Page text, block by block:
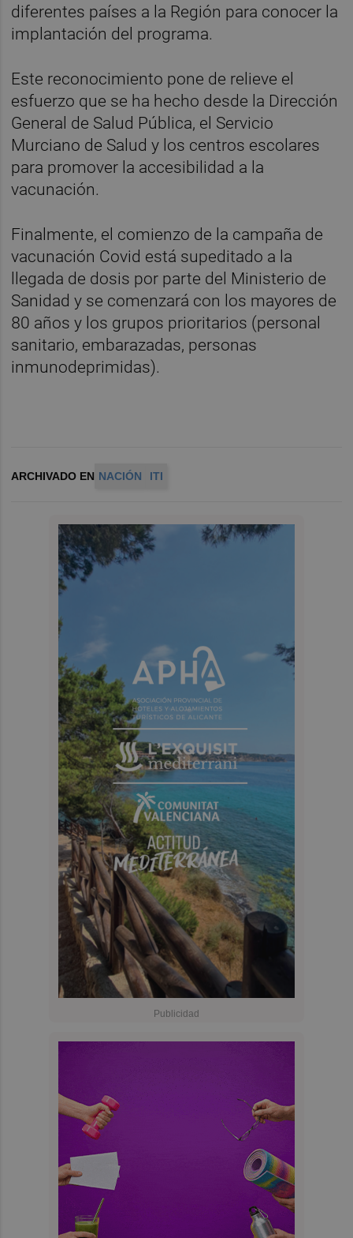
diferentes países a la Región para conocer la
implantación del programa.
Este reconocimiento pone de relieve el
esfuerzo que se ha hecho desde la Dirección
General de Salud Pública, el Servicio
Murciano de Salud y los centros escolares
para promover la accesibilidad a la
vacunación.
Finalmente, el comienzo de la campaña de
vacunación Covid está supeditado a la
llegada de dosis por parte del Ministerio de
Sanidad y se comenzará con los mayores de
80 años y los grupos prioritarios (personal
sanitario, embarazadas, personas
inmunodeprimidas).
ARCHIVADO EN NACIÓN ITI